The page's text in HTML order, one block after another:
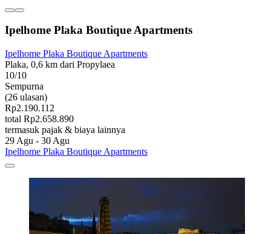
Ipelhome Plaka Boutique Apartments
Ipelhome Plaka Boutique Apartments
Plaka, 0,6 km dari Propylaea
10/10
Sempurna
(26 ulasan)
Rp2.190.112
total Rp2.658.890
termasuk pajak & biaya lainnya
29 Agu - 30 Agu
Ipelhome Plaka Boutique Apartments